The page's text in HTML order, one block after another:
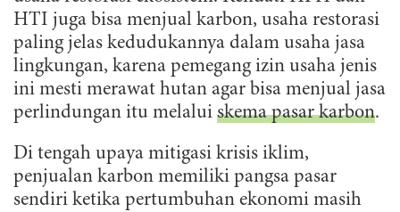
HTI juga bisa menjual karbon, usaha restorasi
paling jelas kedudukannya dalam usaha jasa
lingkungan, karena pemegang izin usaha jenis
ini mesti merawat hutan agar bisa menjual jasa
perlindungan itu melalui skema pasar karbon.
Di tengah upaya mitigasi krisis iklim,
penjualan karbon memiliki pangsa pasar
sendiri ketika pertumbuhan ekonomi masih